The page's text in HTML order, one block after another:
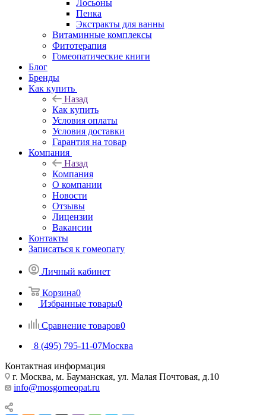
Лосьоны
Пенка
Экстракты для ванны
Витаминные комплексы
Фитотерапия
Гомеопатические книги
Блог
Бренды
Как купить
Назад
Как купить
Условия оплаты
Условия доставки
Гарантия на товар
Компания
Назад
Компания
О компании
Новости
Отзывы
Лицензии
Вакансии
Контакты
Записаться к гомеопату
Личный кабинет
Корзина0
Избранные товары0
Сравнение товаров0
8 (495) 795-11-07Москва
Контактная информация
г. Москва, м. Бауманская, ул. Малая Почтовая, д.10
info@mosgomeopat.ru